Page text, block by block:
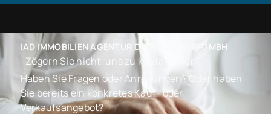
IAD IMMOBILIEN AGENTUR DEUTSCHLAND GMBH
Zögern Sie nicht, uns zu kontaktieren!
Haben Sie Fragen oder Anregungen? Oder haben
Sie bereits ein konkretes Kauf- oder
Verkaufsangebot?